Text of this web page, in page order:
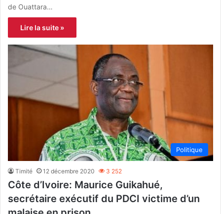
de Ouattara…
Lire la suite »
Politique
Timité 12 décembre 2020 3 252
Côte d’Ivoire: Maurice Guikahué,
secrétaire exécutif du PDCI victime d’un